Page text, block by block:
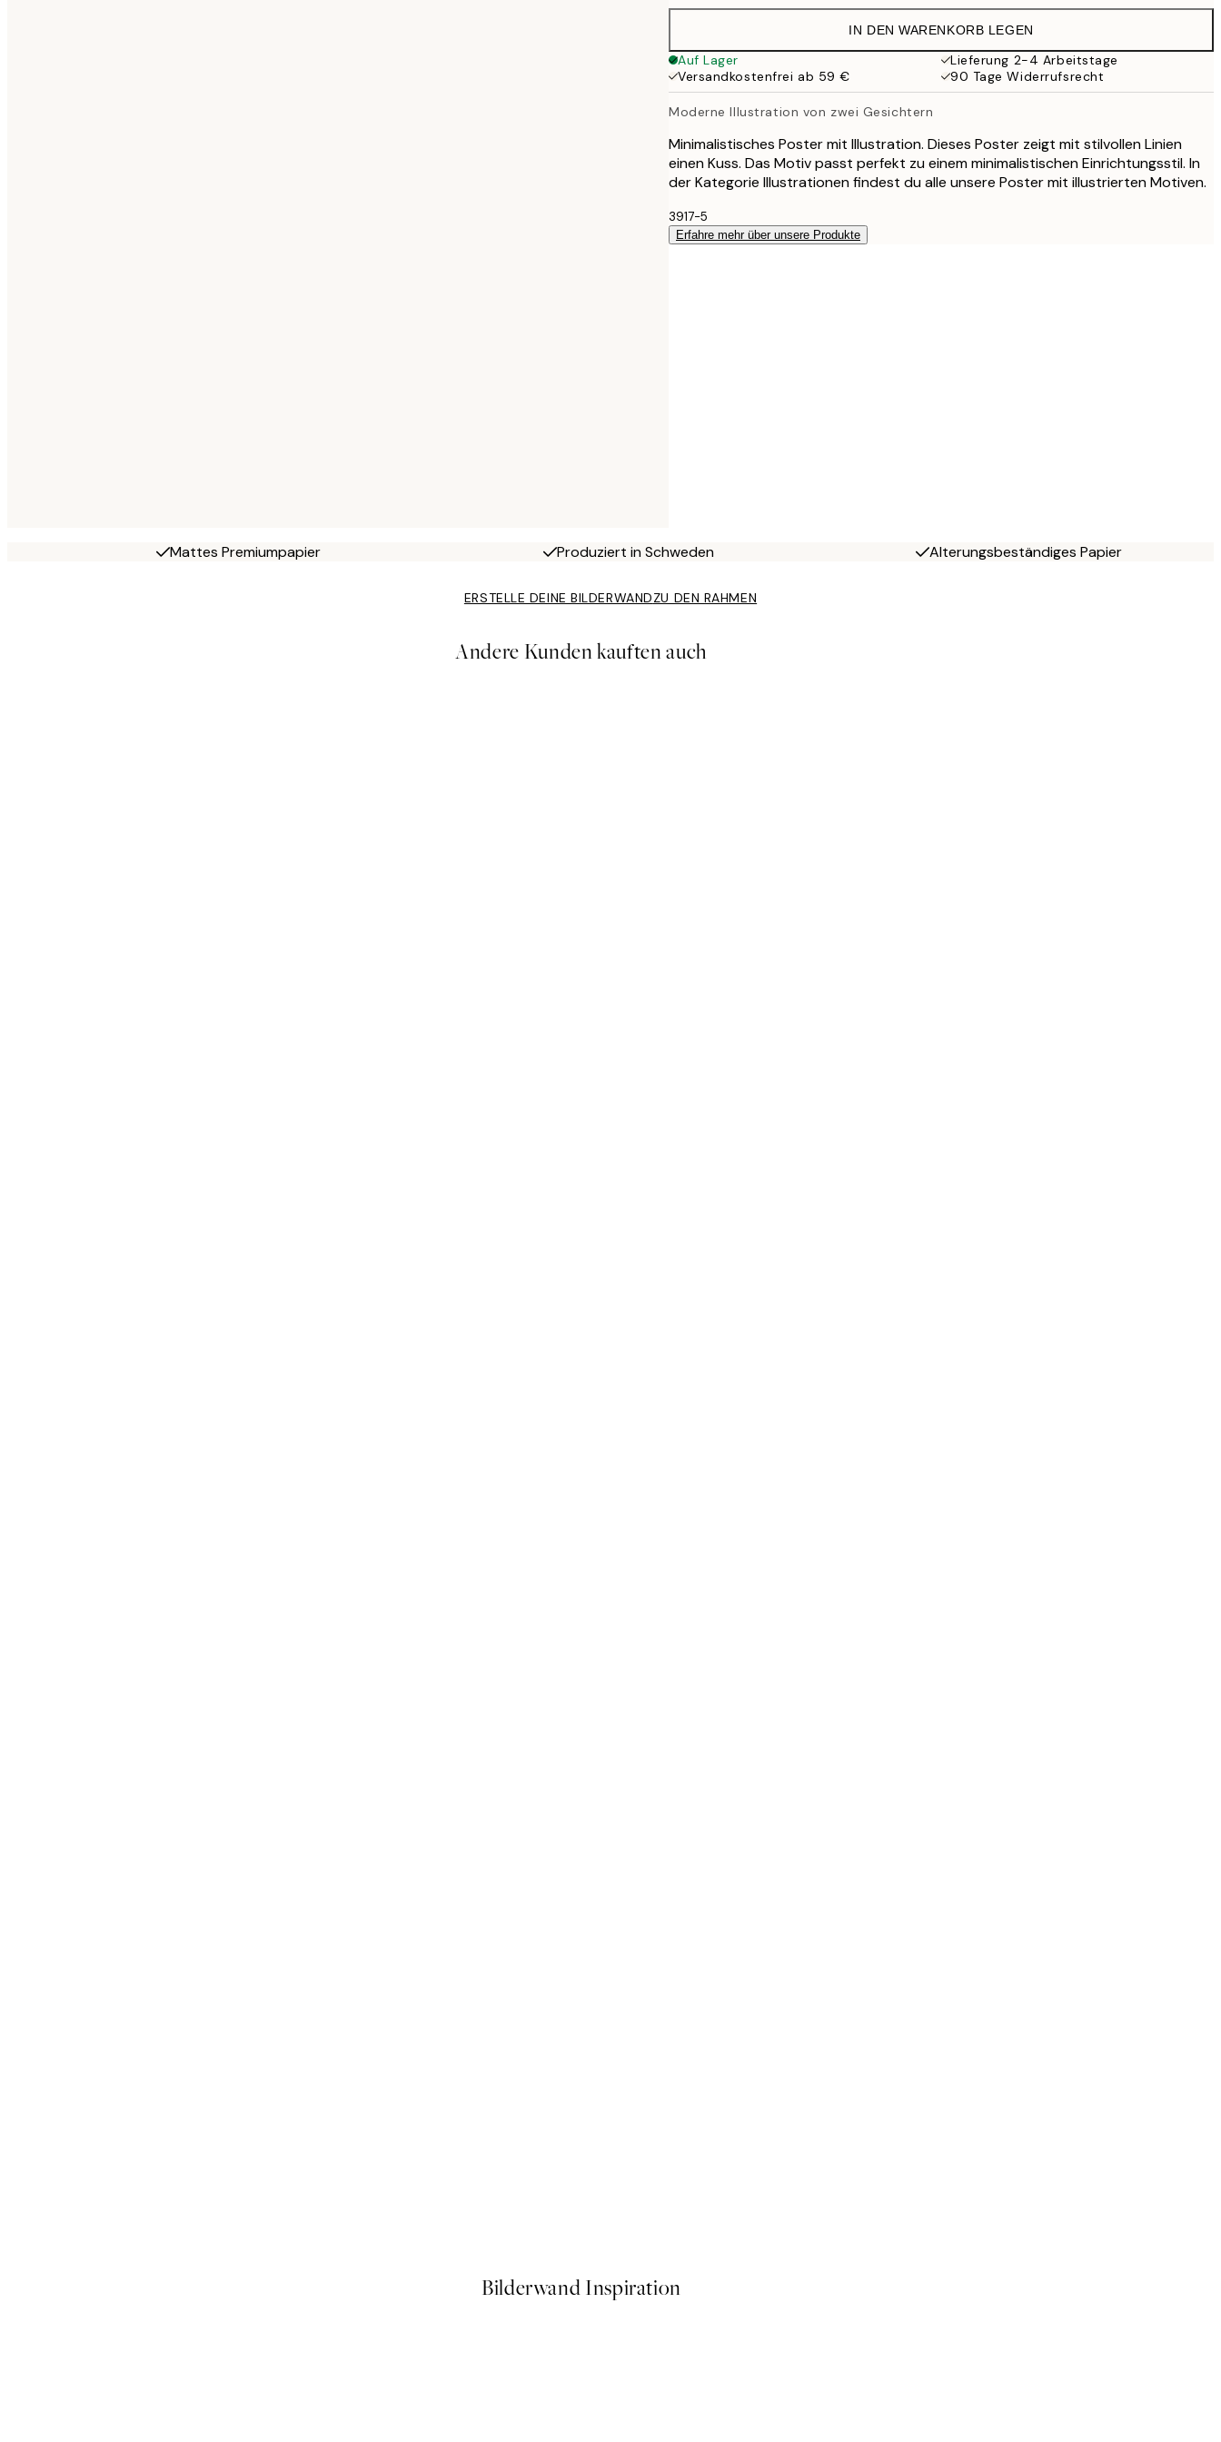
27,45 €
29,95 €
IN DEN WARENKORB LEGEN
Auf Lager
Lieferung 2-4 Arbeitstage
Versandkostenfrei ab 59 €
90 Tage Widerrufsrecht
Moderne Illustration von zwei Gesichtern
Minimalistisches Poster mit Illustration. Dieses Poster zeigt mit stilvollen Linien
einen Kuss. Das Motiv passt perfekt zu einem minimalistischen Einrichtungsstil. In
der Kategorie Illustrationen findest du alle unsere Poster mit illustrierten Motiven.
3917-5
Erfahre mehr über unsere Produkte
Mattes Premiumpapier Produziert in Schweden Alterungsbeständiges Papier
ERSTELLE DEINE BILDERWANDZU DEN RAHMEN
Andere Kunden kauften auch
Bilderwand Inspiration